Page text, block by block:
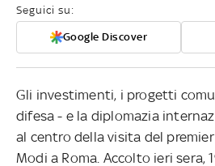
Seguici su:
Google Discover
Gli investimenti, i progetti
difesa - e la diplomazia
al centro della visita del
Modi a Roma. Accolto ieri sera,